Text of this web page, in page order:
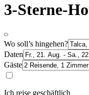
3-Sterne-
Wo soll’s hingehen?
Daten
Gäste
Ich reise geschäftlich